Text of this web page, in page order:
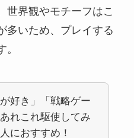
世界観やモチーフはこ
多いため、プレイする
が好き」「戦略ゲー
れこれ駆使してみ
におすすめ！